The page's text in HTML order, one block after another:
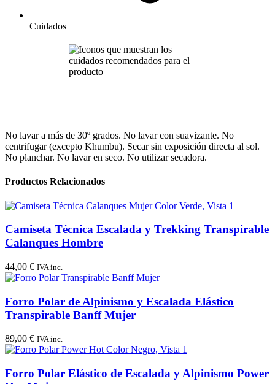
Cuidados
No lavar a más de 30º grados. No lavar con suavizante. No
centrifugar (excepto Khumbu). Secar sin exposición directa al sol.
No planchar. No lavar en seco. No utilizar secadora.
Productos Relacionados
Camiseta Técnica Escalada y Trekking Transpirable
Calanques Hombre
44,00 € IVA inc.
Forro Polar de Alpinismo y Escalada Elástico
Transpirable Banff Mujer
89,00 € IVA inc.
Forro Polar Elástico de Escalada y Alpinismo Power